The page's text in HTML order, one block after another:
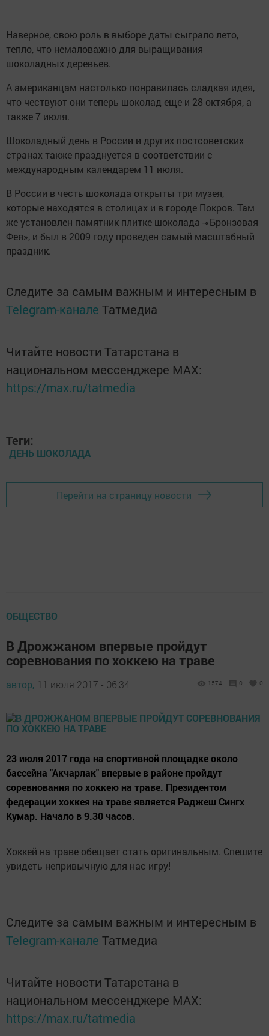
Наверное, свою роль в выборе даты сыграло лето,
тепло, что немаловажно для выращивания
шоколадных деревьев.
А американцам настолько понравилась сладкая идея,
что чествуют они теперь шоколад еще и 28 октября, а
также 7 июля.
Шоколадный день в России и других постсоветских
странах также празднуется в соответствии с
международным календарем 11 июля.
В России в честь шоколада открыты три музея,
которые находятся в столицах и в городе Покров. Там
же установлен памятник плитке шоколада -«Бронзовая
Фея», и был в 2009 году проведен самый масштабный
праздник.
Следите за самым важным и интересным в
Telegram-канале Татмедиа
Читайте новости Татарстана в
национальном мессенджере MАХ:
https://max.ru/tatmedia
Теги:
ДЕНЬ ШОКОЛАДА
Перейти на страницу новости
ОБЩЕСТВО
В Дрожжаном впервые пройдут
соревнования по хоккею на траве
автор, 11 июля 2017 - 06:34 1574 0 0
23 июля 2017 года на спортивной площадке около
бассейна "Акчарлак" впервые в районе пройдут
соревнования по хоккею на траве. Президентом
федерации хоккея на траве является Раджеш Сингх
Кумар. Начало в 9.30 часов.
Хоккей на траве обещает стать оригинальным. Спешите
увидеть непривычную для нас игру!
Следите за самым важным и интересным в
Telegram-канале Татмедиа
Читайте новости Татарстана в
национальном мессенджере MАХ:
https://max.ru/tatmedia